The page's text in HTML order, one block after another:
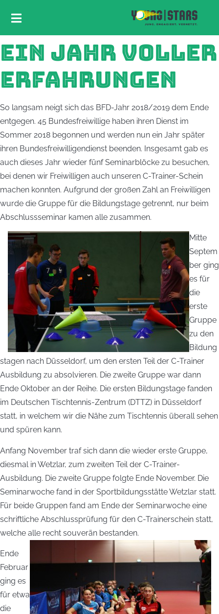
EIN JAHR VOLLER
ERFAHRUNGEN
So langsam neigt sich das BFD-Jahr 2018/2019 dem Ende
entgegen. 45 Bundesfreiwillige haben ihren Dienst im
Sommer 2018 begonnen und werden nun ein Jahr später
ihren Bundesfreiwilligendienst beenden. Insgesamt gab es
auch dieses Jahr wieder fünf Seminarblöcke zu besuchen,
bei denen wir Freiwilligen auch unseren C-Trainer-Schein
machen konnten. Aufgrund der großen Zahl an Freiwilligen
wurde die Gruppe für die Bildungstage getrennt, nur beim
Abschlussseminar kamen alle zusammen.
Mitte
Septem
ber ging
es für
die
erste
Gruppe
zu den
Bildung
stagen nach Düsseldorf, um den ersten Teil der C-Trainer
Ausbildung zu absolvieren. Die zweite Gruppe war dann
Ende Oktober an der Reihe. Die ersten Bildungstage fanden
im Deutschen Tischtennis-Zentrum (DTTZ) in Düsseldorf
statt, in welchem wir die Nähe zum Tischtennis überall sehen
und spüren kann.
Anfang November traf sich dann die wieder erste Gruppe,
diesmal in Wetzlar, zum zweiten Teil der C-Trainer-
Ausbildung. Die zweite Gruppe folgte Ende November. Die
Seminarwoche fand in der Sportbildungsstätte Wetzlar statt.
Für beide Gruppen fand am Ende der Seminarwoche eine
schriftliche Abschlussprüfung für den C-Trainerschein statt,
welche alle recht souverän bestanden.
Ende
Februar
ging es
für etwa
die